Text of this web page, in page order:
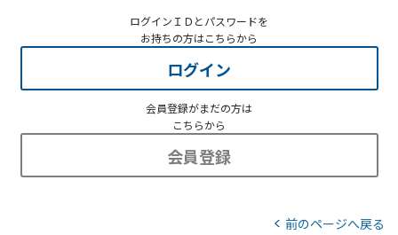
ログインＩＤとパスワードを
お持ちの方はこちらから
ログイン
会員登録がまだの方は
こちらから
会員登録
前のページへ戻る